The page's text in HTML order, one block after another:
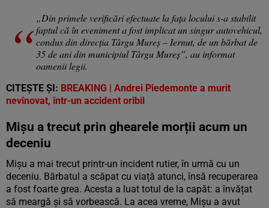
„Din primele verificări efectuate la fața locului s-a stabilit
faptul că în eveniment a fost implicat un singur autovehicul,
condus din direcția Târgu Mureș – Iernut, de un bărbat de
35 de ani din municipiul Târgu Mureș”, au informat
oamenii legii.
CITEȘTE ȘI: BREAKING | Andrei Piedemonte a murit
nevinovat, într-un accident oribil
Mișu a trecut prin ghearele morții acum un
deceniu
Mișu a mai trecut printr-un incident rutier, în urmă cu un
deceniu. Bărbatul a scăpat cu viață atunci, însă recuperarea
a fost foarte grea. Acesta a luat totul de la capăt: a învățat
să meargă și să vorbească. La acea vreme, Mișu a avut